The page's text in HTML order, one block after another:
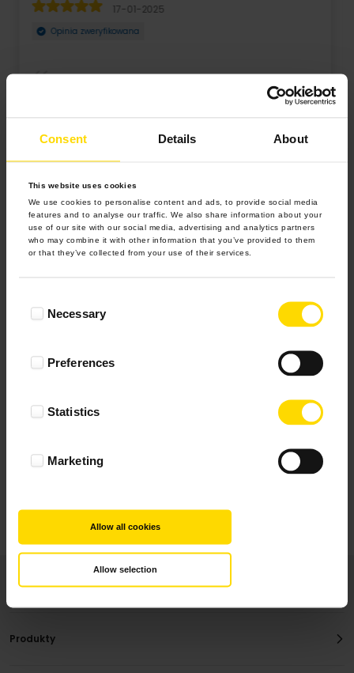
Consent Details About
This website uses cookies
We use cookies to personalise content and ads, to provide social media
features and to analyse our traffic. We also share information about your
use of our site with our social media, advertising and analytics partners
who may combine it with other information that you’ve provided to them
or that they’ve collected from your use of their services.
SelectionNecessary
Preferences
Statistics
Marketing
Allow all cookies
Allow selection
06-12-2022
Opinia zweryfikowana
Jakość usług i produktów na najwyższym poziomie.
4.9 z 5.0
Najbardziej pomocne oceny, które doradzą Ci
Produkty